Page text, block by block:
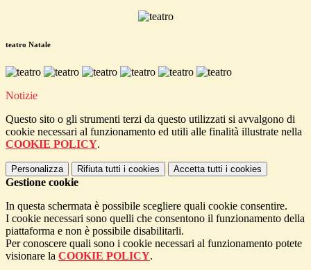
teatro Natale
Notizie
Questo sito o gli strumenti terzi da questo utilizzati si avvalgono di
cookie necessari al funzionamento ed utili alle finalità illustrate nella
COOKIE POLICY.
Personalizza Rifiuta tutti i cookies Accetta tutti i cookies
Gestione cookie
In questa schermata è possibile scegliere quali cookie consentire.
I cookie necessari sono quelli che consentono il funzionamento della
piattaforma e non è possibile disabilitarli.
Per conoscere quali sono i cookie necessari al funzionamento potete
visionare la COOKIE POLICY.